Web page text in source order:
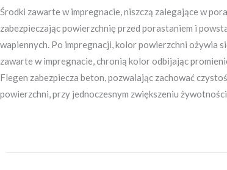
Środki zawarte w impregnacie, niszczą zalegające w
zabezpieczając powierzchnię przed porastaniem i
wapiennych. Po impregnacji, kolor powierzchni ożywia
zawarte w impregnacie, chronią kolor odbijając
Flegen zabezpiecza beton, pozwalając zachować
powierzchni, przy jednoczesnym zwiększeniu